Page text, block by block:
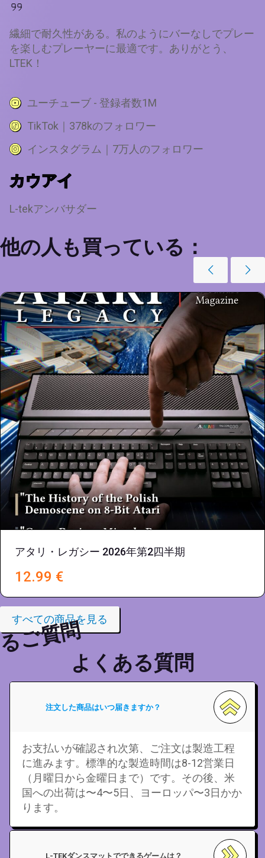
繊細で耐久性がある。私のようにバーなしでプレー
を楽しむプレーヤーに最適です。ありがとう、
LTEK！
ユーチューブ - 登録者数1M
TikTok｜378kのフォロワー
インスタグラム｜7万人のフォロワー
カウアイ
L-tekアンバサダー
他の人も買っている：
アタリ・レガシー 2026年第2四半期
12.99 €
すべての商品を見る
ご質問よくある質問
注文した商品はいつ届きますか？
お支払いが確認され次第、ご注文は製造工程
に進みます。標準的な製造時間は8-12営業日
（月曜日から金曜日まで）です。その後、米
国への出荷は〜4〜5日、ヨーロッパ〜3日かか
ります。
L-TEKダンスマットでできるゲームは？